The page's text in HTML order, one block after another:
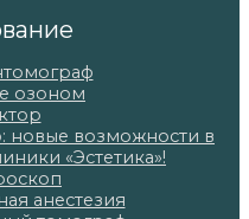
озоном
новые возможности в
«Эстетика»!
анестезия